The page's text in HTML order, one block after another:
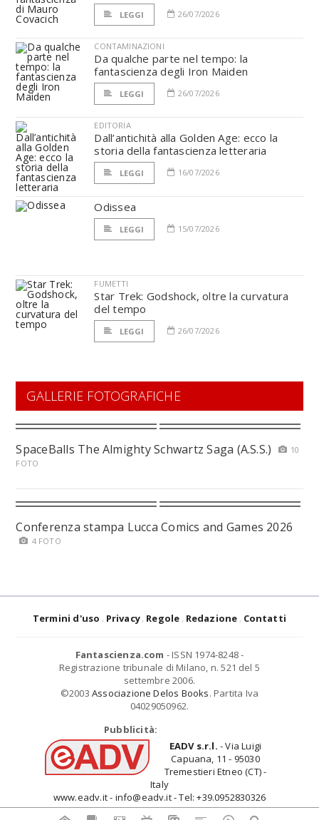
LEGGI 26/07/2026
CONTAMINAZIONI
Da qualche parte nel tempo: la
fantascienza degli Iron Maiden
LEGGI 26/07/2026
EDITORIA
Dall’antichità alla Golden Age: ecco la
storia della fantascienza letteraria
LEGGI 16/07/2026
Odissea
LEGGI 15/07/2026
FUMETTI
Star Trek: Godshock, oltre la curvatura
del tempo
LEGGI 26/07/2026
GALLERIE FOTOGRAFICHE
SpaceBalls The Almighty Schwartz Saga (A.S.S.)
10
FOTO
Conferenza stampa Lucca Comics and Games 2026
4 FOTO
Termini d'uso Privacy Regole Redazione Contatti
Fantascienza.com - ISSN 1974-8248 -
Registrazione tribunale di Milano, n. 521 del 5
settembre 2006.
©2003 Associazione Delos Books. Partita Iva
04029050962.
Pubblicità:
EADV s.r.l. - Via Luigi
Capuana, 11 - 95030
Tremestieri Etneo (CT) -
Italy
www.eadv.it - info@eadv.it - Tel: +39.0952830326